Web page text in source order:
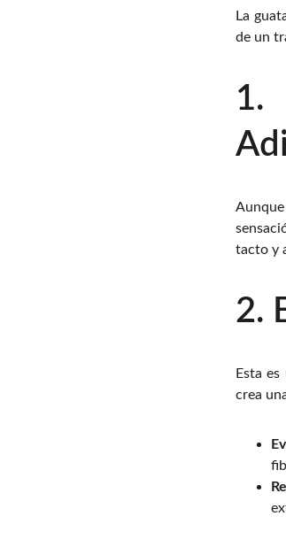
La
de un
1.
tacto y
2.
Esta
crea